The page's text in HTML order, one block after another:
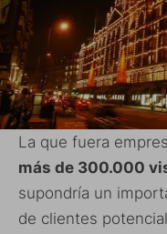
La que fuera
más de 300.000
supondría un
de clientes